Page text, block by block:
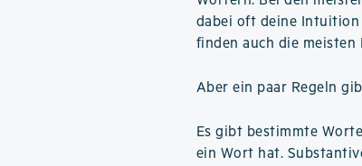
dabei oft deine Intuition
finden auch die meisten
Aber ein paar Regeln
Es gibt bestimmte
ein Wort hat.